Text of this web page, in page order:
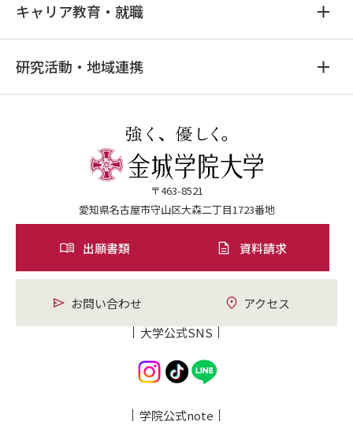
キャリア教育・就職
研究活動・地域連携
〒463-8521
愛知県名古屋市守山区大森二丁目1723番地
出願書類 資料請求
お問い合わせ
アクセス
大学公式SNS
学院公式note